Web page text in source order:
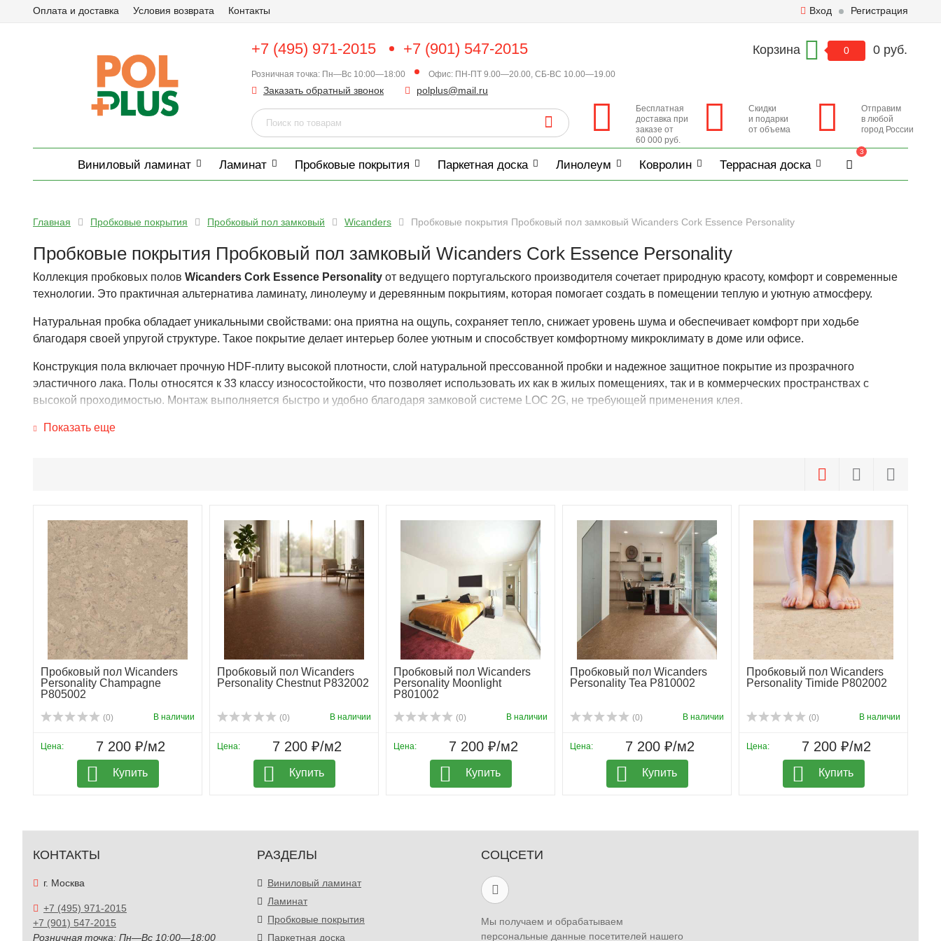
Оплата и доставка Условия возврата Контакты Вход Регистрация
+7 (495) 971-2015 +7 (901) 547-2015
Розничная точка: Пн—Вс 10:00—18:00 Офис: ПН-ПТ 9.00—20.00, СБ-ВС 10.00—19.00
Заказать обратный звонок polplus@mail.ru
Корзина 0 0 руб.
Бесплатная
доставка при
заказе от
60 000 руб.
Скидки
и подарки
от объема
Отправим
в любой
город России
Виниловый ламинат Ламинат Пробковые покрытия Паркетная доска Линолеум Ковролин Террасная доска
3
Главная Пробковые покрытия Пробковый пол замковый Wicanders Пробковые покрытия Пробковый пол замковый Wicanders Cork Essence Personality
Пробковые покрытия Пробковый пол замковый Wicanders Cork Essence Personality
Коллекция пробковых полов Wicanders Cork Essence Personality от ведущего португальского производителя сочетает природную красоту, комфорт и современные
технологии. Это практичная альтернатива ламинату, линолеуму и деревянным покрытиям, которая помогает создать в помещении теплую и уютную атмосферу.
Натуральная пробка обладает уникальными свойствами: она приятна на ощупь, сохраняет тепло, снижает уровень шума и обеспечивает комфорт при ходьбе
благодаря своей упругой структуре. Такое покрытие делает интерьер более уютным и способствует комфортному микроклимату в доме или офисе.
Конструкция пола включает прочную HDF-плиту высокой плотности, слой натуральной прессованной пробки и надежное защитное покрытие из прозрачного
эластичного лака. Полы относятся к 33 классу износостойкости, что позволяет использовать их как в жилых помещениях, так и в коммерческих пространствах с
высокой проходимостью. Монтаж выполняется быстро и удобно благодаря замковой системе LOC 2G, не требующей применения клея.
ПреимуществаWicanders Cork Essence Personality
• Высокая износостойкость. Покрытие рассчитано на интенсивные нагрузки, устойчиво к повседневному износу и сохраняет привлекательный внешний вид на
протяжении многих лет. Срок службы может достигать 25 лет.
• Легкость ухода. Антистатическое защитное покрытие препятствует накоплению пыли и загрязнений. Для поддержания чистоты достаточно обычной влажной уборки.
• Отличная шумоизоляция. Пробка эффективно поглощает звуки и снижает уровень ударного шума. Благодаря этому полы особенно хорошо подходят для детских
комнат, спален и других помещений, где важны тишина и комфорт.
Wicanders Cork Essence Personality — это сочетание экологичности, долговечности и комфорта, которое позволит создать стильное и уютное пространство на долгие
годы.
Показать еще
Пробковый пол Wicanders
Personality Champagne
P805002
(0) В наличии
Цена: 7 200 ₽/м2
Купить
Пробковый пол Wicanders
Personality Chestnut P832002
(0) В наличии
Цена: 7 200 ₽/м2
Купить
Пробковый пол Wicanders
Personality Moonlight
P801002
(0) В наличии
Цена: 7 200 ₽/м2
Купить
Пробковый пол Wicanders
Personality Tea P810002
(0) В наличии
Цена: 7 200 ₽/м2
Купить
Пробковый пол Wicanders
Personality Timide P802002
(0) В наличии
Цена: 7 200 ₽/м2
Купить
КОНТАКТЫ
г. Москва
+7 (495) 971-2015
+7 (901) 547-2015
Розничная точка: Пн—Вс 10:00—18:00
РАЗДЕЛЫ
Виниловый ламинат
Ламинат
Пробковые покрытия
Паркетная доска
СОЦСЕТИ
Мы получаем и обрабатываем
персональные данные посетителей нашего